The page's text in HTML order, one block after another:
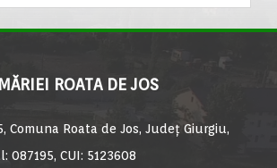
ROATA DE JOS
Comuna Roata de Jos, Județ Giurgiu,
087195, CUI: 5123608